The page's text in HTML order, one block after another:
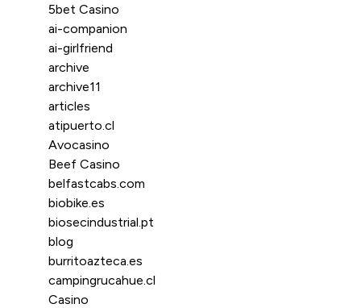
5bet Casino
ai-companion
ai-girlfriend
archive
archive11
articles
atipuerto.cl
Avocasino
Beef Casino
belfastcabs.com
biobike.es
biosecindustrial.pt
blog
burritoazteca.es
campingrucahue.cl
Casino